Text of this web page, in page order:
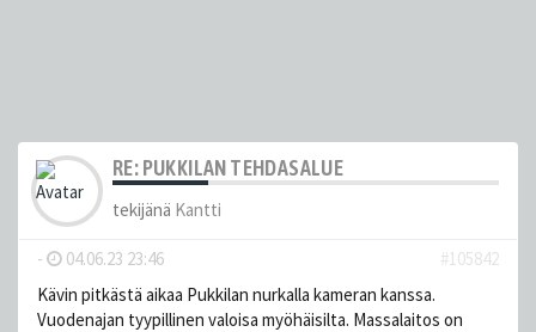
RE: PUKKILAN TEHDASALUE
tekijänä Kantti
- 04.06.23 23:46
#105842
Kävin pitkästä aikaa Pukkilan nurkalla kameran kanssa.
Vuodenajan tyypillinen valoisa myöhäisilta. Massalaitos on